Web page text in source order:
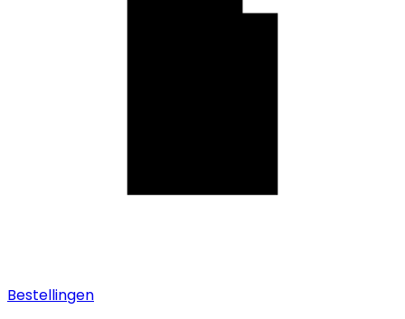
Bestellingen